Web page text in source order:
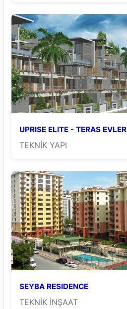
UPRISE ELITE - TERAS EVLER
TEKNİK YAPI
SEYBA RESIDENCE
TEKNİK İNŞAAT